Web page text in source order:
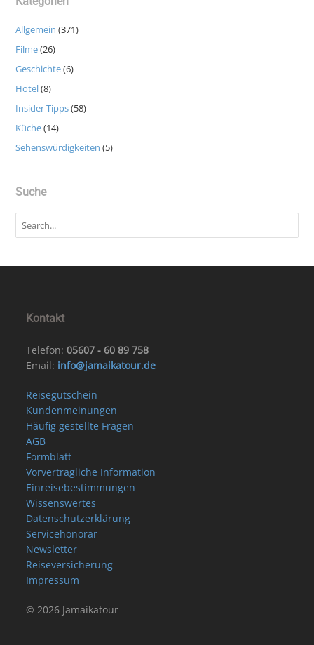
Allgemein (371)
Filme(26)
Geschichte(6)
Hotel(8)
Insider Tipps(58)
Küche(14)
Sehenswürdigkeiten (5)
Suche
Kontakt
Telefon:05607 - 60 89 758
Email: info@jamaikatour.de
Reisegutschein
Kundenmeinungen
Häufig gestellte Fragen
AGB
Formblatt
Vorvertragliche Information
Einreisebestimmungen
Wissenswertes
Datenschutzerklärung
Servicehonorar
Newsletter
Reiseversicherung
Impressum
© 2026 Jamaikatour